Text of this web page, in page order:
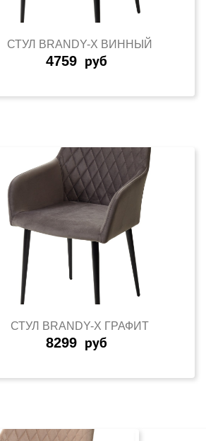
СТУЛ BRANDY-X ВИННЫЙ
4759 руб
СТУЛ BRANDY-X ГРАФИТ
8299 руб